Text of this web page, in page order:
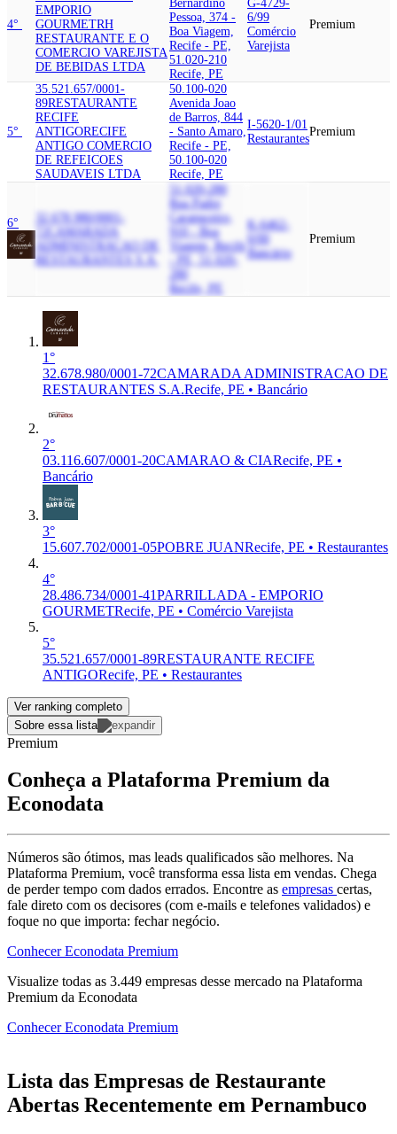
4°
EMPORIO
GOURMETRH
RESTAURANTE E O
COMERCIO VAREJISTA
DE BEBIDAS LTDA
Bernardino
Pessoa, 374 -
Boa Viagem,
Recife - PE,
51.020-210
Recife, PE
G-4729-
6/99
Comércio
Varejista
Premium
5°
35.521.657/0001-
89RESTAURANTE
RECIFE
ANTIGORECIFE
ANTIGO COMERCIO
DE REFEICOES
SAUDAVEIS LTDA
50.100-020
Avenida Joao
de Barros, 844
- Santo Amaro,
Recife - PE,
50.100-020
Recife, PE
I-5620-1/01
Restaurantes
Premium
6°
32.678.980/0001-
CAMARADA
ADMINISTRACAO DE
RESTAURANTES S.A.
51.020-280
Rua Padre
Carapuceiro,
910 - Boa
Viagem, Recife
- PE, 51.020-
280
Recife, PE
K-6462-
0/00
Bancário
Premium
1°
32.678.980/0001-72CAMARADA ADMINISTRACAO DE
RESTAURANTES S.A.Recife, PE • Bancário
2°
03.116.607/0001-20CAMARAO & CIARecife, PE •
Bancário
3°
15.607.702/0001-05POBRE JUANRecife, PE • Restaurantes
4°
28.486.734/0001-41PARRILLADA - EMPORIO
GOURMETRecife, PE • Comércio Varejista
5°
35.521.657/0001-89RESTAURANTE RECIFE
ANTIGORecife, PE • Restaurantes
Ver ranking completo
Sobre essa lista
Premium
Conheça a Plataforma Premium da
Econodata
Números são ótimos, mas leads qualificados são melhores. Na
Plataforma Premium, você transforma essa lista em vendas. Chega
de perder tempo com dados errados. Encontre as empresas certas,
fale direto com os decisores (com e-mails e telefones validados) e
foque no que importa: fechar negócio.
Conhecer Econodata Premium
Visualize todas as 3.449 empresas desse mercado na Plataforma
Premium da Econodata
Conhecer Econodata Premium
Lista das Empresas de Restaurante
Abertas Recentemente em Pernambuco